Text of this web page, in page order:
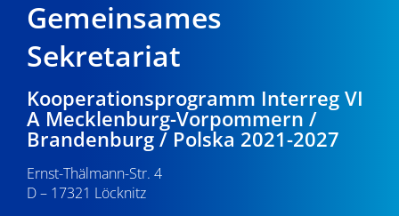
Gemeinsames
Sekretariat
Kooperationsprogramm Interreg VI
A Mecklenburg-Vorpommern /
Brandenburg / Polska 2021-2027
Ernst-Thälmann-Str. 4
D – 17321 Löcknitz